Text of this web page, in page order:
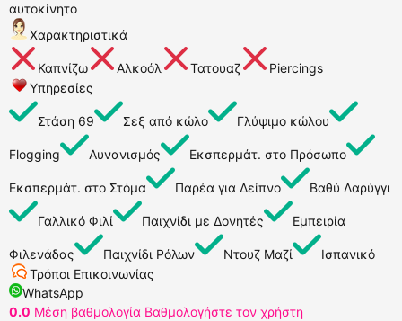
αυτοκίνητο
Χαρακτηριστικά
Καπνίζω Αλκοόλ Τατουαζ
Piercings
Υπηρεσίες
Στάση 69 Σεξ από κώλο Γλύψιμο κώλου
Flogging Αυνανισμός Εκσπερμάτ. στο Πρόσωπο
Εκσπερμάτ. στο Στόμα Παρέα για Δείπνο Βαθύ Λαρύγγι
Γαλλικό Φιλί Παιχνίδι με Δονητές Εμπειρία
Φιλενάδας Παιχνίδι Ρόλων Ντουζ Μαζί
Ισπανικό
Τρόποι Επικοινωνίας
WhatsApp
0.0 Μέση βαθμολογία Βαθμολογήστε τον χρήστη